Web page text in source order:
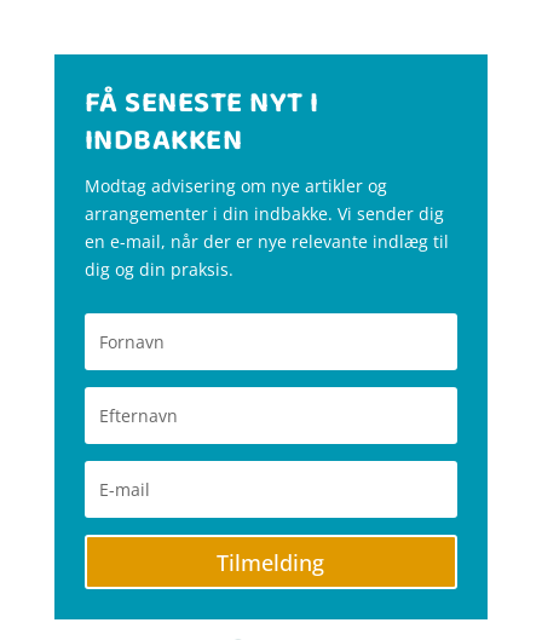
FÅ SENESTE NYT I
INDBAKKEN
Modtag advisering om nye artikler og
arrangementer i din indbakke. Vi sender dig
en e-mail, når der er nye relevante indlæg til
dig og din praksis.
Tilmelding